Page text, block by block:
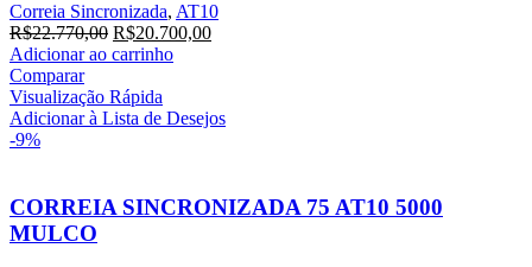
Correia Sincronizada, AT10
R$22.770,00 O
preço
era:
R$22.770,00.
R$20.700,00O
R$20.700,00.
Adicionar ao carrinho
Comparar
Visualização Rápida
Adicionar à Lista de Desejos
-9%
CORREIA SINCRONIZADA 75 AT10 5000
MULCO